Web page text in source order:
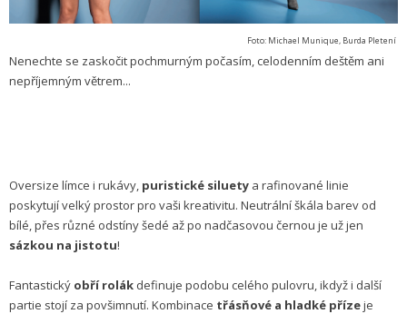
Foto: Michael Munique, Burda Pletení
Nenechte se zaskočit pochmurným počasím, celodenním deštěm ani
nepříjemným větrem...
Oversize límce i rukávy, puristické siluety a rafinované linie
poskytují velký prostor pro vaši kreativitu. Neutrální škála barev od
bílé, přes různé odstíny šedé až po nadčasovou černou je už jen
sázkou na jistotu!
Fantastický obří rolák definuje podobu celého pulovru, ikdyž i další
partie stojí za povšimnutí. Kombinace třásňové a hladké přízeje